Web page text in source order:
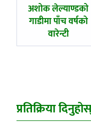
पछिल्लाे
-
अशोक लेल्याण्डको
गाडीमा पाँच वर्षको
वारेन्टी
प्रतिक्रिया